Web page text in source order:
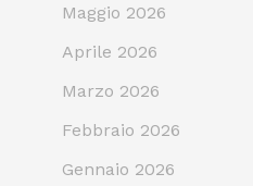
Maggio 2026
Aprile 2026
Marzo 2026
Febbraio 2026
Gennaio 2026